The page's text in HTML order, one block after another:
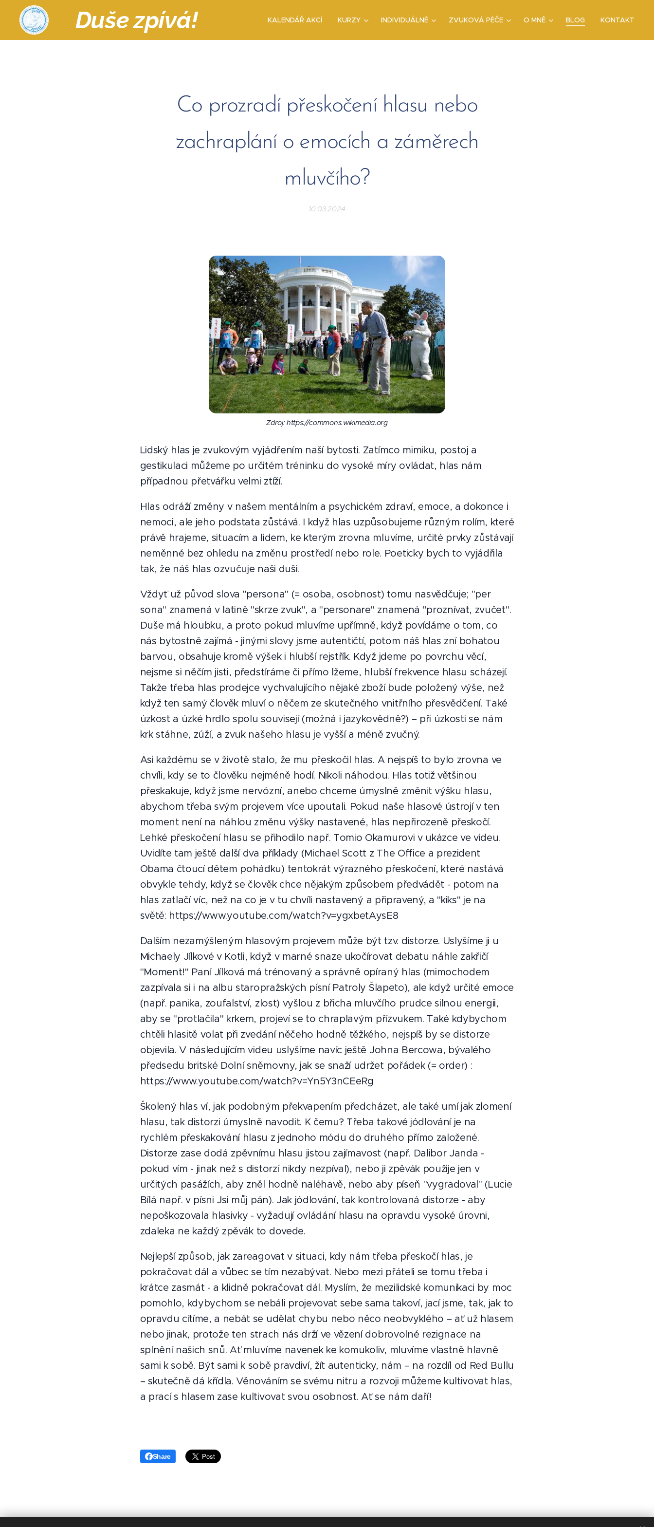
Duše zpívá! KALENDÁŘ AKCÍ KURZY INDIVIDUÁLNĚ ZVUKOVÁ PÉČE O MNĚ BLOG KONTAKT
Co prozradí přeskočení hlasu nebo
zachraplání o emocích a záměrech
mluvčího?
10.03.2024
Zdroj: https://commons.wikimedia.org
Lidský hlas je zvukovým vyjádřením naší bytosti. Zatímco mimiku, postoj a
gestikulaci můžeme po určitém tréninku do vysoké míry ovládat, hlas nám
případnou přetvářku velmi ztíží.
Hlas odráží změny v našem mentálním a psychickém zdraví, emoce, a dokonce i
nemoci, ale jeho podstata zůstává. I když hlas uzpůsobujeme různým rolím, které
právě hrajeme, situacím a lidem, ke kterým zrovna mluvíme, určité prvky zůstávají
neměnné bez ohledu na změnu prostředí nebo role. Poeticky bych to vyjádřila
tak, že náš hlas ozvučuje naši duši.
Vždyť už původ slova "persona" (= osoba, osobnost) tomu nasvědčuje; "per
sona" znamená v latině "skrze zvuk", a "personare" znamená "proznívat, zvučet".
Duše má hloubku, a proto pokud mluvíme upřímně, když povídáme o tom, co
nás bytostně zajímá - jinými slovy jsme autentičtí, potom náš hlas zní bohatou
barvou, obsahuje kromě výšek i hlubší rejstřík. Když jdeme po povrchu věcí,
nejsme si něčím jisti, předstíráme či přímo lžeme, hlubší frekvence hlasu scházejí.
Takže třeba hlas prodejce vychvalujícího nějaké zboží bude položený výše, než
když ten samý člověk mluví o něčem ze skutečného vnitřního přesvědčení. Také
úzkost a úzké hrdlo spolu souvisejí (možná i jazykovědně?) – při úzkosti se nám
krk stáhne, zúží, a zvuk našeho hlasu je vyšší a méně zvučný.
Asi každému se v životě stalo, že mu přeskočil hlas. A nejspíš to bylo zrovna ve
chvíli, kdy se to člověku nejméně hodí. Nikoli náhodou. Hlas totiž většinou
přeskakuje, když jsme nervózní, anebo chceme úmyslně změnit výšku hlasu,
abychom třeba svým projevem více upoutali. Pokud naše hlasové ústrojí v ten
moment není na náhlou změnu výšky nastavené, hlas nepřirozeně přeskočí.
Lehké přeskočení hlasu se přihodilo např. Tomio Okamurovi v ukázce ve videu.
Uvidíte tam ještě další dva příklady (Michael Scott z The Office a prezident
Obama čtoucí dětem pohádku) tentokrát výrazného přeskočení, které nastává
obvykle tehdy, když se člověk chce nějakým způsobem předvádět - potom na
hlas zatlačí víc, než na co je v tu chvíli nastavený a připravený, a "kiks" je na
světě: https://www.youtube.com/watch?v=ygxbetAysE8
Dalším nezamýšleným hlasovým projevem může být tzv. distorze. Uslyšíme ji u
Michaely Jílkové v Kotli, když v marné snaze ukočírovat debatu náhle zakřičí
"Moment!" Paní Jílková má trénovaný a správně opíraný hlas (mimochodem
zazpívala si i na albu staropražských písní Patroly Šlapeto), ale když určité emoce
(např. panika, zoufalství, zlost) vyšlou z břicha mluvčího prudce silnou energii,
aby se "protlačila" krkem, projeví se to chraplavým přízvukem. Také kdybychom
chtěli hlasitě volat při zvedání něčeho hodně těžkého, nejspíš by se distorze
objevila. V následujícím videu uslyšíme navíc ještě Johna Bercowa, bývalého
předsedu britské Dolní sněmovny, jak se snaží udržet pořádek (= order) :
https://www.youtube.com/watch?v=Yn5Y3nCEeRg
Školený hlas ví, jak podobným překvapením předcházet, ale také umí jak zlomení
hlasu, tak distorzi úmyslně navodit. K čemu? Třeba takové jódlování je na
rychlém přeskakování hlasu z jednoho módu do druhého přímo založené.
Distorze zase dodá zpěvnímu hlasu jistou zajímavost (např. Dalibor Janda -
pokud vím - jinak než s distorzí nikdy nezpíval), nebo ji zpěvák použije jen v
určitých pasážích, aby zněl hodně naléhavě, nebo aby píseň "vygradoval" (Lucie
Bílá např. v písni Jsi můj pán). Jak jódlování, tak kontrolovaná distorze - aby
nepoškozovala hlasivky - vyžadují ovládání hlasu na opravdu vysoké úrovni,
zdaleka ne každý zpěvák to dovede.
Nejlepší způsob, jak zareagovat v situaci, kdy nám třeba přeskočí hlas, je
pokračovat dál a vůbec se tím nezabývat. Nebo mezi přáteli se tomu třeba i
krátce zasmát - a klidně pokračovat dál. Myslím, že mezilidské komunikaci by moc
pomohlo, kdybychom se nebáli projevovat sebe sama takoví, jací jsme, tak, jak to
opravdu cítíme, a nebát se udělat chybu nebo něco neobvyklého – ať už hlasem
nebo jinak, protože ten strach nás drží ve vězení dobrovolné rezignace na
splnění našich snů. Ať mluvíme navenek ke komukoliv, mluvíme vlastně hlavně
sami k sobě. Být sami k sobě pravdiví, žít autenticky, nám – na rozdíl od Red Bullu
– skutečně dá křídla. Věnováním se svému nitru a rozvoji můžeme kultivovat hlas,
a prací s hlasem zase kultivovat svou osobnost. Ať se nám daří!
Share